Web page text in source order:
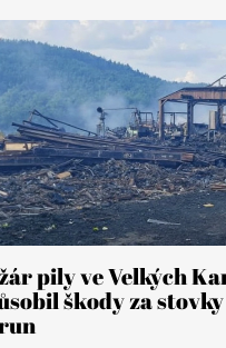
pily ve Velkých
škody za